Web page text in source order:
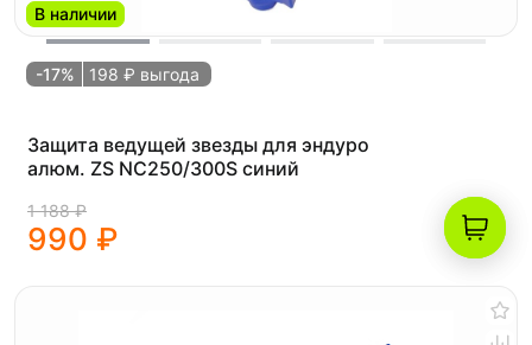
В наличии
-17% 198 ₽ выгода
Защита ведущей звезды для эндуро
алюм. ZS NC250/300S синий
1 188 ₽
990 ₽